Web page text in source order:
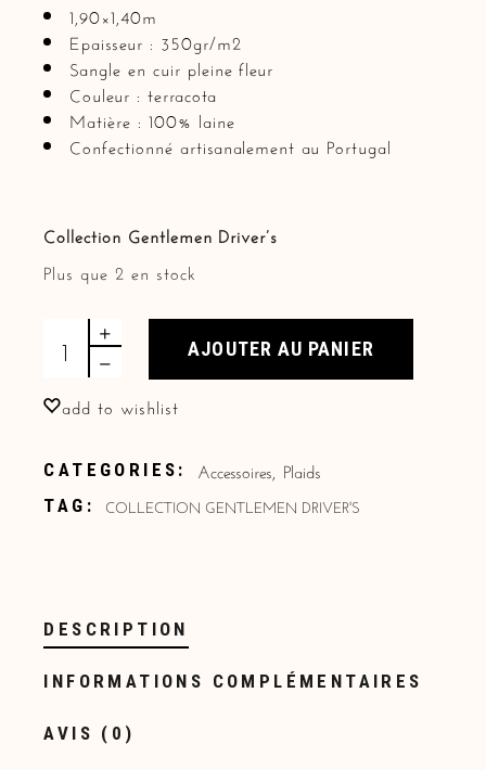
1,90×1,40m
Epaisseur : 350gr/m2
Sangle en cuir pleine fleur
Couleur : terracota
Matière : 100% laine
Confectionné artisanalement au Portugal
Collection Gentlemen Driver’s
Plus que 2 en stock
Plaid "Miguel" terracota quantity
AJOUTER AU PANIER
add to wishlist
CATEGORIES: Accessoires Plaids
TAG: COLLECTION GENTLEMEN DRIVER'S
DESCRIPTION
INFORMATIONS COMPLÉMENTAIRES
AVIS (0)